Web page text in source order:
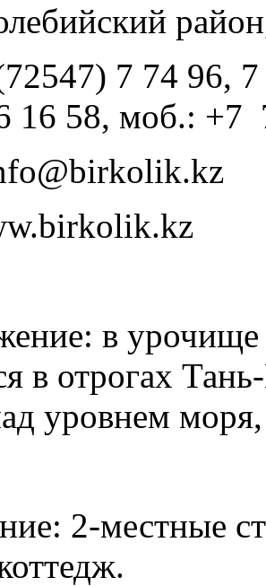
7 74 96,
16 58, моб.: +7
в
в отрогах
уровнем
2-местные